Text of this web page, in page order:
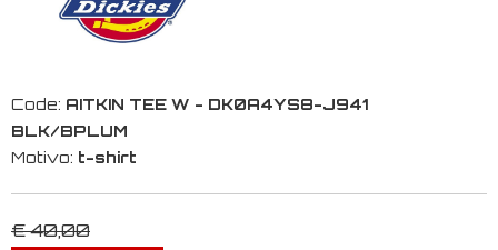
Code: AITKIN TEE W - DK0A4YS8-J941
BLK/BPLUM
Motivo: t-shirt
€ 40,00